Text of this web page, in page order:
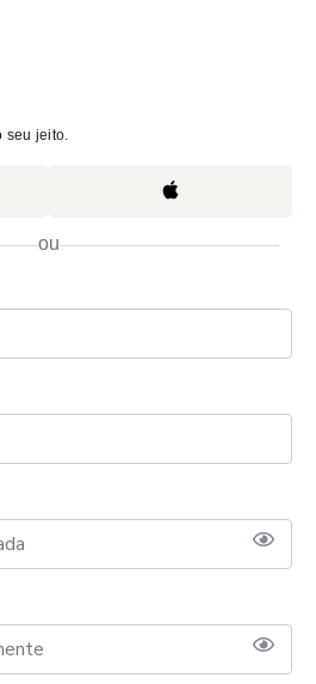
seu jeito.
ou